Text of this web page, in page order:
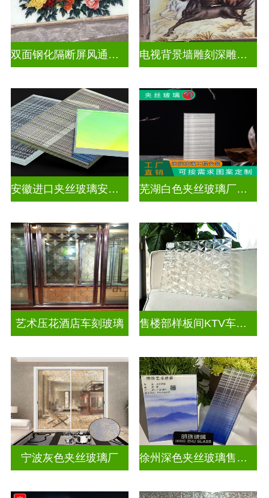
双面钢化隔断屏风通电深雕浮雕玻璃 电视背景墙雕刻深雕玻璃
安徽进口夹丝玻璃安装电话 芜湖白色夹丝玻璃厂家在哪里
艺术压花酒店车刻玻璃 售楼部样板间KTV车刻玻璃
宁波灰色夹丝玻璃厂 徐州深色夹丝玻璃售价多少钱